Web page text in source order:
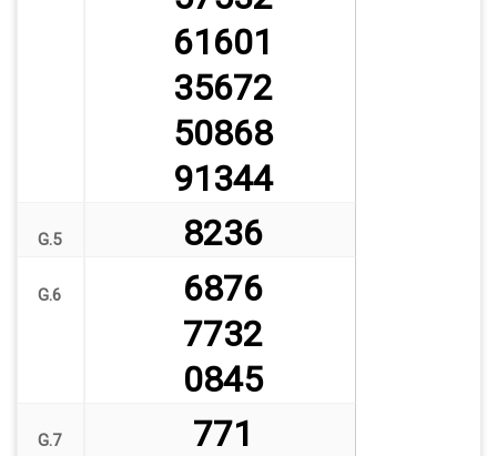
61601
35672
50868
91344
G.5 8236
G.6
6876
7732
0845
G.7 771